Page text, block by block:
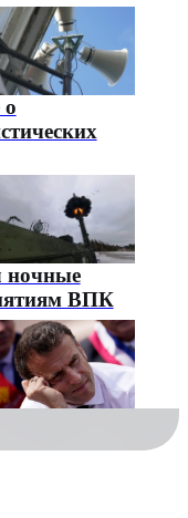
о
ночные
ВПК